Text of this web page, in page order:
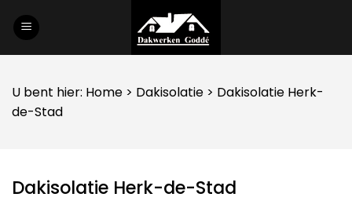
U bent hier: Home > Dakisolatie > Dakisolatie Herk-
de-Stad
Dakisolatie Herk-de-Stad